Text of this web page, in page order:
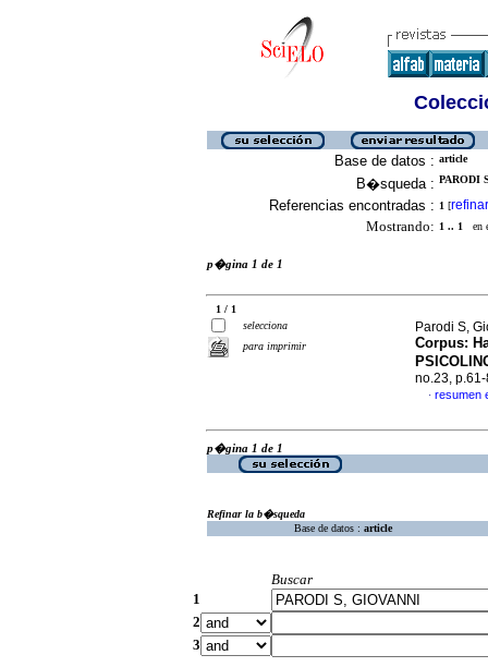
Base de datos : article
B�squeda : PARODI
Referencias encontradas : 1 [refinar
Mostrando: 1 .. 1 en
p�gina 1 de 1
1 / 1
selecciona
para imprimir
Parodi S,
Corpus:
no.23,
· resumen
p�gina 1 de 1
Refinar la b�squeda
Base de datos : article
Buscar
1
2
3